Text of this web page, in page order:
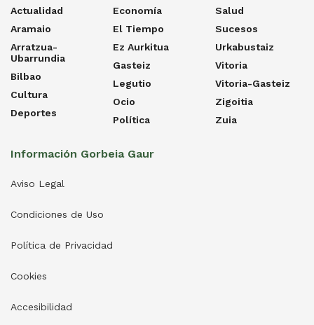
Actualidad
Aramaio
Arratzua-
Ubarrundia
Bilbao
Cultura
Deportes
Economía
El Tiempo
Ez Aurkitua
Gasteiz
Legutio
Ocio
Política
Salud
Sucesos
Urkabustaiz
Vitoria
Vitoria-Gasteiz
Zigoitia
Zuia
Información Gorbeia Gaur
Aviso Legal
Condiciones de Uso
Política de Privacidad
Cookies
Accesibilidad